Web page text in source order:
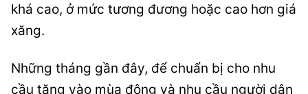
khá cao, ở mức tương đương hoặc cao hơn giá
xăng.
Những tháng gần đây, để chuẩn bị cho nhu
cầu tăng vào mùa đông và nhu cầu người dân